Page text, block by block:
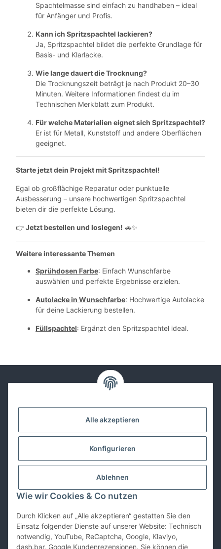
Alle akzeptieren
Konfigurieren
Ablehnen
Wie wir Cookies & Co nutzen
Durch Klicken auf „Alle akzeptieren“ gestatten Sie den
Einsatz folgender Dienste auf unserer Website: Technisch
notwendig, YouTube, ReCaptcha, Google, Klaviyo,
dash.bar, Google Kundenrezensionen. Sie können die
Spachtelmasse sind einfach zu handhaben – ideal
für Anfänger und Profis.
Kann ich Spritzspachtel lackieren?
Ja, Spritzspachtel bildet die perfekte Grundlage für
Basis- und Klarlacke.
Wie lange dauert die Trocknung?
Die Trocknungszeit beträgt je nach Produkt 20–30
Minuten. Weitere Informationen findest du im
Technischen Merkblatt zum Produkt.
Für welche Materialien eignet sich Spritzspachtel?
Er ist für Metall, Kunststoff und andere Oberflächen
geeignet.
Starte jetzt dein Projekt mit Spritzspachtel!
Egal ob großflächige Reparatur oder punktuelle
Ausbesserung – unsere hochwertigen Spritzspachtel
bieten dir die perfekte Lösung.
👉 Jetzt bestellen und loslegen! 🚗✨
Weitere interessante Themen
Sprühdosen Farbe: Einfach Wunschfarbe
auswählen und perfekte Ergebnisse erzielen.
Autolacke in Wunschfarbe: Hochwertige Autolacke
für deine Lackierung bestellen.
Füllspachtel: Ergänzt den Spritzspachtel ideal.
Vertrag widerrufen